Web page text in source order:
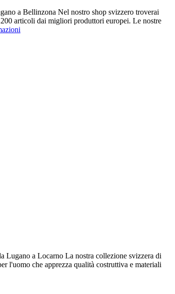
a Bellinzona Nel nostro shop svizzero troverai
articoli dai migliori produttori europei. Le nostre
Lugano a Locarno La nostra collezione svizzera di
l'uomo che apprezza qualità costruttiva e materiali